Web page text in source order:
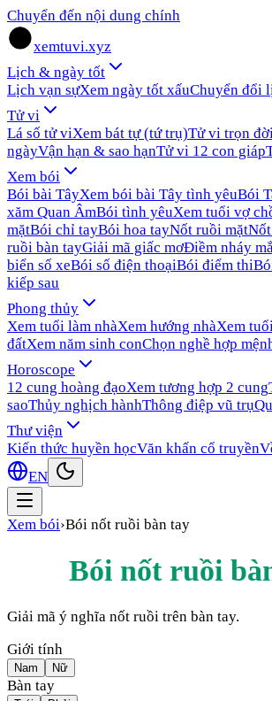
Chuyển đến nội dung chính
xemtuvi.xyz
Lịch & ngày tốt
Lịch vạn sựXem ngày tốt xấuChuyển đổi
Tử vi
Lá số tử viXem bát tự (tứ trụ)Tử vi trọn
ngàyVận hạn & sao hạnTử vi 12 con giáp
Xem bói
Bói bài TâyXem bói bài Tây tình yêuBói
xăm Quan ÂmBói tình yêuXem tuổi vợ
mặtBói chỉ tayBói hoa tayNốt ruồi mặt
ruồi bàn tayGiải mã giấc mơĐiềm nháy
biển số xeBói số điện thoạiBói điểm thi
kiếp sau
Phong thủy
Xem tuổi làm nhàXem hướng nhàXem
đấtXem năm sinh conChọn nghề hợp
Horoscope
12 cung hoàng đạoXem tương hợp 2 cung
saoThủy nghịch hànhThông điệp vũ trụ
Thư viện
Kiến thức huyền họcVăn khấn cổ truyền
EN
Xem bói›Bói nốt ruồi bàn tay
Bói nốt ruồi
Giải mã ý nghĩa nốt ruồi trên bàn tay.
Giới tính
Nam Nữ
Bàn tay